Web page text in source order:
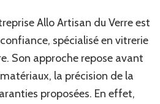
Allo Artisan du Verre est
spécialisé en vitrerie
Son approche repose avant
la précision de la
proposées. En effet,